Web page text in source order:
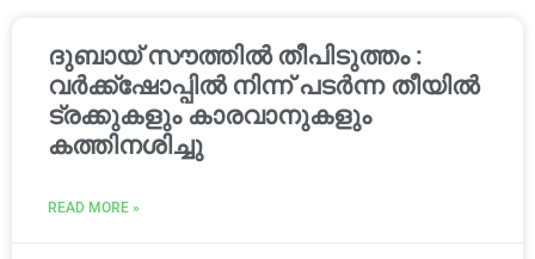
ദുബായ് സൗത്തിൽ തീപിടുത്തം :
വർക്ക്‌ഷോപ്പിൽ നിന്ന് പടർന്ന തീയിൽ
ട്രക്കുകളും കാരവാനുകളും
കത്തിനശിച്ചു
READ MORE »